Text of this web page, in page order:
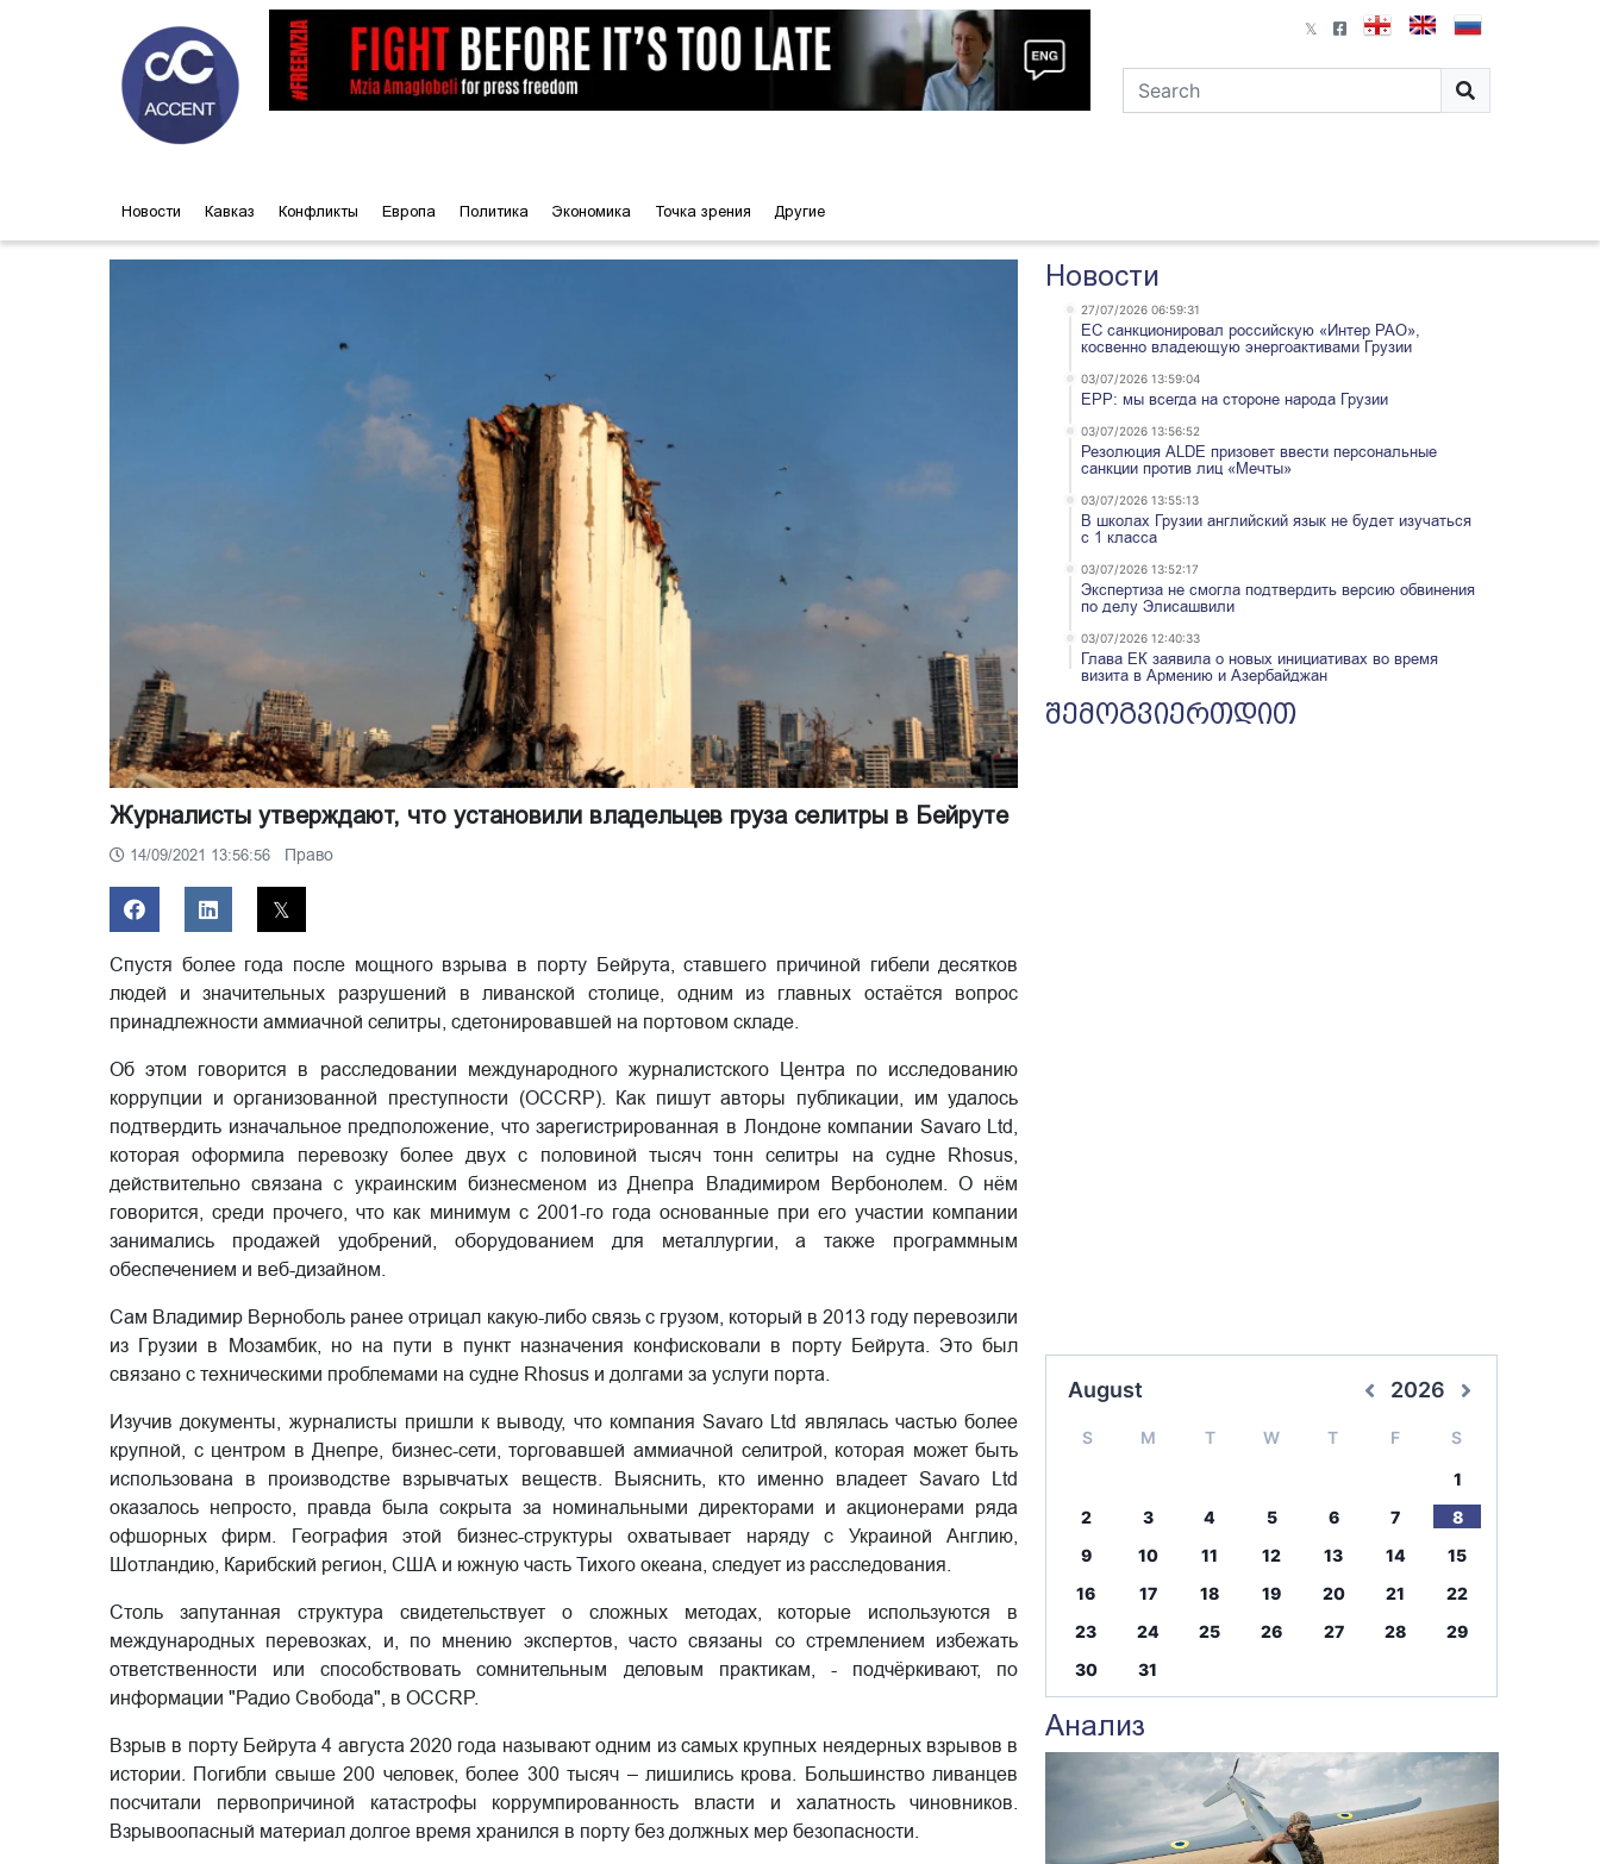
Новости Кавказ Конфликты Европа Политика Экономика Точка зрения Другие
Журналисты утверждают, что установили владельцев груза селитры в Бейруте
14/09/2021 13:56:56 Право
Спустя более года после мощного взрыва в порту Бейрута, ставшего причиной гибели десятков
людей и значительных разрушений в ливанской столице, одним из главных остаётся вопрос
принадлежности аммиачной селитры, сдетонировавшей на портовом складе.
Об этом говорится в расследовании международного журналистского Центра по исследованию
коррупции и организованной преступности (OCCRP). Как пишут авторы публикации, им удалось
подтвердить изначальное предположение, что зарегистрированная в Лондоне компании Savaro Ltd,
которая оформила перевозку более двух с половиной тысяч тонн селитры на судне Rhosus,
действительно связана с украинским бизнесменом из Днепра Владимиром Вербонолем. О нём
говорится, среди прочего, что как минимум с 2001-го года основанные при его участии компании
занимались продажей удобрений, оборудованием для металлургии, а также программным
обеспечением и веб-дизайном.
Сам Владимир Верноболь ранее отрицал какую-либо связь с грузом, который в 2013 году перевозили
из Грузии в Мозамбик, но на пути в пункт назначения конфисковали в порту Бейрута. Это был
связано с техническими проблемами на судне Rhosus и долгами за услуги порта.
Изучив документы, журналисты пришли к выводу, что компания Savaro Ltd являлась частью более
крупной, с центром в Днепре, бизнес-сети, торговавшей аммиачной селитрой, которая может быть
использована в производстве взрывчатых веществ. Выяснить, кто именно владеет Savaro Ltd
оказалось непросто, правда была сокрыта за номинальными директорами и акционерами ряда
офшорных фирм. География этой бизнес-структуры охватывает наряду с Украиной Англию,
Шотландию, Карибский регион, США и южную часть Тихого океана, следует из расследования.
Столь запутанная структура свидетельствует о сложных методах, которые используются в
международных перевозках, и, по мнению экспертов, часто связаны со стремлением избежать
ответственности или способствовать сомнительным деловым практикам, - подчёркивают, по
информации "Радио Свобода", в OCCRP.
Взрыв в порту Бейрута 4 августа 2020 года называют одним из самых крупных неядерных взрывов в
истории. Погибли свыше 200 человек, более 300 тысяч – лишились крова. Большинство ливанцев
посчитали первопричиной катастрофы коррумпированность власти и халатность чиновников.
Взрывоопасный материал долгое время хранился в порту без должных мер безопасности.
Новости
27/07/2026 06:59:31
ЕС санкционировал российскую «Интер РАО»,
косвенно владеющую энергоактивами Грузии
03/07/2026 13:59:04
EPP: мы всегда на стороне народа Грузии
03/07/2026 13:56:52
Резолюция ALDE призовет ввести персональные
санкции против лиц «Мечты»
03/07/2026 13:55:13
В школах Грузии английский язык не будет изучаться
с 1 класса
03/07/2026 13:52:17
Экспертиза не смогла подтвердить версию обвинения
по делу Элисашвили
03/07/2026 12:40:33
Глава ЕК заявила о новых инициативах во время
визита в Армению и Азербайджан
შემოგვიერთდით
August 2026
S M T W T F S
1
2
3 4 5 6 7
8
9
10 11 12 13 14
15
16
17 18 19 20 21
22
23
24 25 26 27 28
29
30
31
Анализ